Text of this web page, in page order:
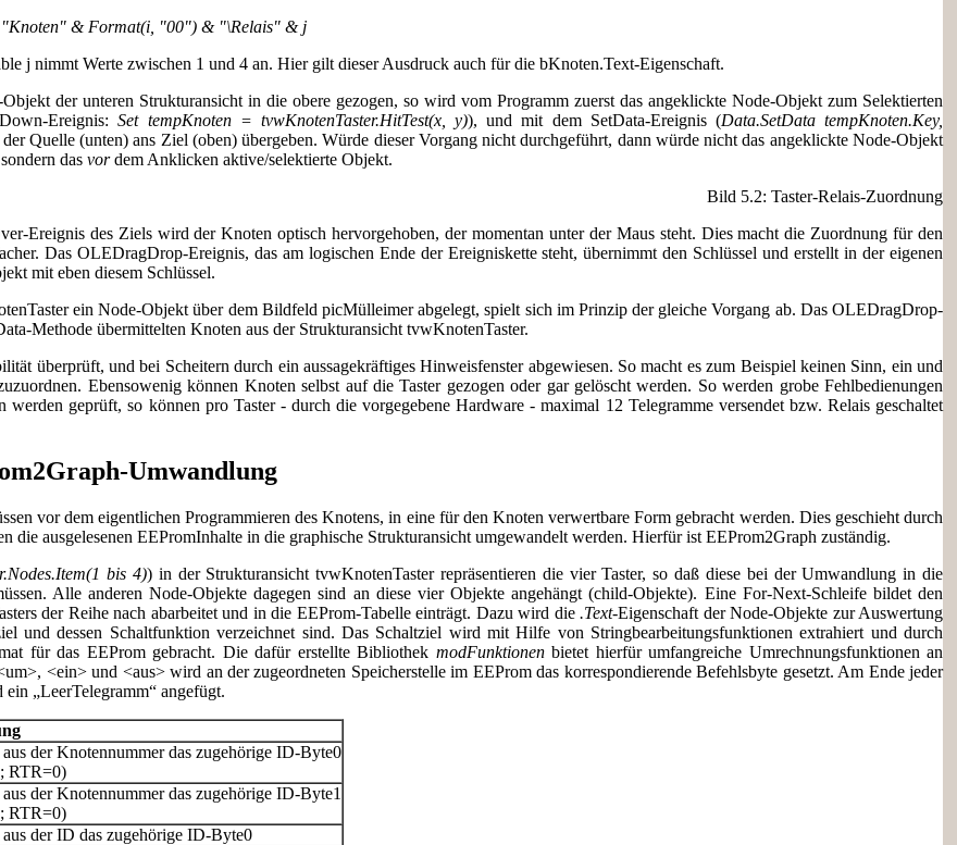
"Knoten" & Format(i, "00") & "\Relais" & j
j nimmt Werte zwischen 1 und 4 an. Hier gilt dieser Ausdruck auch für die bKnoten.Text-Eigenschaft.
der unteren Strukturansicht in die obere gezogen, so wird vom Programm zuerst das angeklickte Node-Objekt zum Selektierten
Ereignis:Set tempKnoten = tvwKnotenTaster.HitTest(x, y)), und mit dem SetData-Ereignis (Data.SetData tempKnoten.Key,
Quelle (unten) ans Ziel (oben) übergeben. Würde dieser Vorgang nicht durchgeführt, dann würde nicht das angeklickte Node-Objekt
das vordem Anklicken aktive/selektierte Objekt.
Bild 5.2: Taster-Relais-Zuordnung
Ereignis des Ziels wird der Knoten optisch hervorgehoben, der momentan unter der Maus steht. Dies macht die Zuordnung für den
Das OLEDragDrop-Ereignis, das am logischen Ende der Ereigniskette steht, übernimmt den Schlüssel und erstellt in der eigenen
mit eben diesem Schlüssel.
ein Node-Objekt über dem Bildfeld picMülleimer abgelegt, spielt sich im Prinzip der gleiche Vorgang ab. Das OLEDragDrop-
Methode übermittelten Knoten aus der Strukturansicht tvwKnotenTaster.
überprüft, und bei Scheitern durch ein aussagekräftiges Hinweisfenster abgewiesen. So macht es zum Beispiel keinen Sinn, ein und
Ebensowenig können Knoten selbst auf die Taster gezogen oder gar gelöscht werden. So werden grobe Fehlbedienungen
werden geprüft, so können pro Taster - durch die vorgegebene Hardware - maximal 12 Telegramme versendet bzw. Relais geschaltet
Umwandlung
vor dem eigentlichen Programmieren des Knotens, in eine für den Knoten verwertbare Form gebracht werden. Dies geschieht durch
die ausgelesenen EEPromInhalte in die graphische Strukturansicht umgewandelt werden. Hierfür ist EEProm2Graph zuständig.
bis 4)) in der Strukturansicht tvwKnotenTaster repräsentieren die vier Taster, so daß diese bei der Umwandlung in die
Alle anderen Node-Objekte dagegen sind an diese vier Objekte angehängt (child-Objekte). Eine For-Next-Schleife bildet den
der Reihe nach abarbeitet und in die EEProm-Tabelle einträgt. Dazu wird die.Text-Eigenschaft der Node-Objekte zur Auswertung
und dessen Schaltfunktion verzeichnet sind. Das Schaltziel wird mit Hilfe von Stringbearbeitungsfunktionen extrahiert und durch
für das EEProm gebracht. Die dafür erstellte Bibliothek modFunktionenbietet hierfür umfangreiche Umrechnungsfunktionen an
<ein> und <aus> wird an der zugeordneten Speicherstelle im EEProm das korrespondierende Befehlsbyte gesetzt. Am Ende jeder
„LeerTelegramm“ angefügt.
der Knotennummer das zugehörige ID-Byte0
RTR=0)
der Knotennummer das zugehörige ID-Byte1
RTR=0)
der ID das zugehörige ID-Byte0